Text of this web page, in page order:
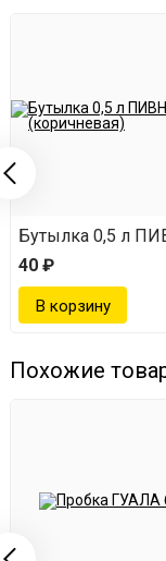
Бутылка 0,5 л
40 ₽
Похожие